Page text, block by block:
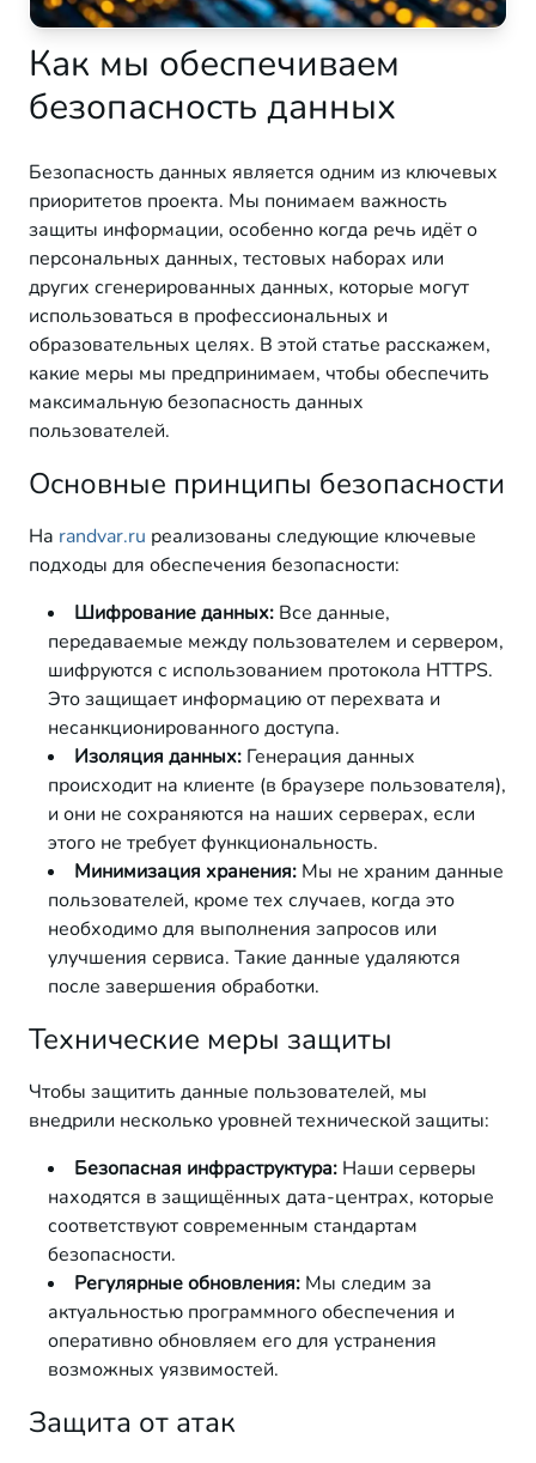
Как мы обеспечиваем
безопасность данных
Безопасность данных является одним из ключевых
приоритетов проекта. Мы понимаем важность
защиты информации, особенно когда речь идёт о
персональных данных, тестовых наборах или
других сгенерированных данных, которые могут
использоваться в профессиональных и
образовательных целях. В этой статье расскажем,
какие меры мы предпринимаем, чтобы обеспечить
максимальную безопасность данных
пользователей.
Основные принципы безопасности
На randvar.ru реализованы следующие ключевые
подходы для обеспечения безопасности:
Шифрование данных: Все данные,
передаваемые между пользователем и сервером,
шифруются с использованием протокола HTTPS.
Это защищает информацию от перехвата и
несанкционированного доступа.
Изоляция данных: Генерация данных
происходит на клиенте (в браузере пользователя),
и они не сохраняются на наших серверах, если
этого не требует функциональность.
Минимизация хранения: Мы не храним данные
пользователей, кроме тех случаев, когда это
необходимо для выполнения запросов или
улучшения сервиса. Такие данные удаляются
после завершения обработки.
Технические меры защиты
Чтобы защитить данные пользователей, мы
внедрили несколько уровней технической защиты:
Безопасная инфраструктура: Наши серверы
находятся в защищённых дата-центрах, которые
соответствуют современным стандартам
безопасности.
Регулярные обновления: Мы следим за
актуальностью программного обеспечения и
оперативно обновляем его для устранения
возможных уязвимостей.
Защита от атак